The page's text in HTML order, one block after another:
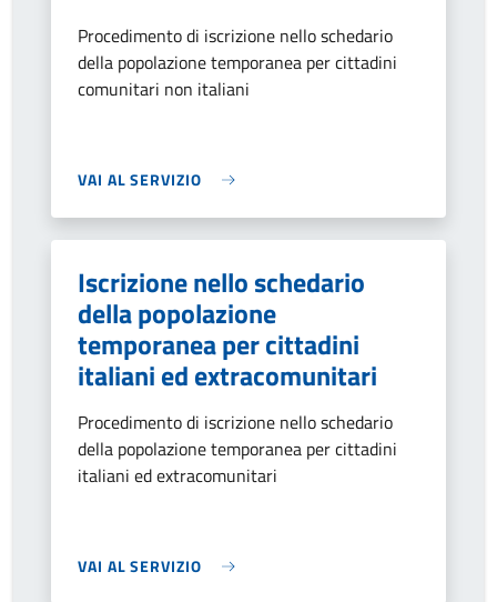
Procedimento di iscrizione nello schedario
della popolazione temporanea per cittadini
comunitari non italiani
VAI AL SERVIZIO
Iscrizione nello schedario
della popolazione
temporanea per cittadini
italiani ed extracomunitari
Procedimento di iscrizione nello schedario
della popolazione temporanea per cittadini
italiani ed extracomunitari
VAI AL SERVIZIO